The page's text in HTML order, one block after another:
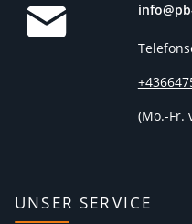
(Mo.-Fr.
UNSER SERVICE